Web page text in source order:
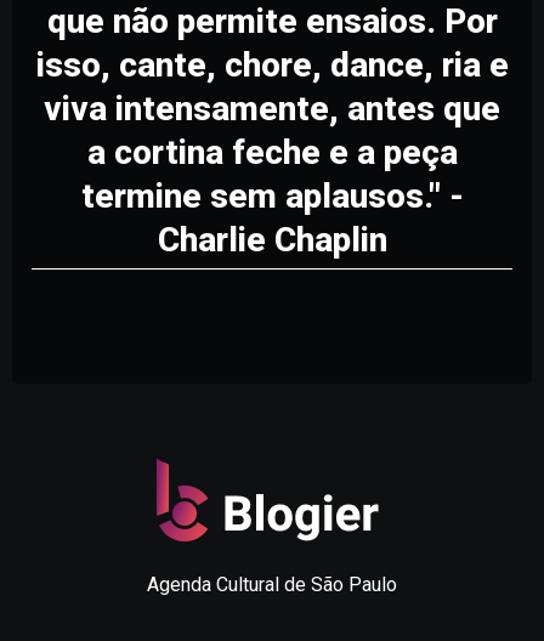
que não permite ensaios. Por
isso, cante, chore, dance, ria e
viva intensamente, antes que
a cortina feche e a peça
termine sem aplausos." -
Charlie Chaplin
Agenda Cultural de São Paulo